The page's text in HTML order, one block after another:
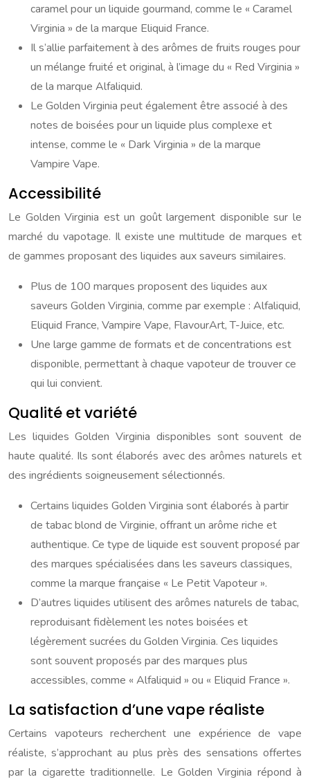
caramel pour un liquide gourmand, comme le « Caramel
Virginia » de la marque Eliquid France.
Il s’allie parfaitement à des arômes de fruits rouges pour
un mélange fruité et original, à l’image du « Red Virginia »
de la marque Alfaliquid.
Le Golden Virginia peut également être associé à des
notes de boisées pour un liquide plus complexe et
intense, comme le « Dark Virginia » de la marque
Vampire Vape.
Accessibilité
Le Golden Virginia est un goût largement disponible sur le
marché du vapotage. Il existe une multitude de marques et
de gammes proposant des liquides aux saveurs similaires.
Plus de 100 marques proposent des liquides aux
saveurs Golden Virginia, comme par exemple : Alfaliquid,
Eliquid France, Vampire Vape, FlavourArt, T-Juice, etc.
Une large gamme de formats et de concentrations est
disponible, permettant à chaque vapoteur de trouver ce
qui lui convient.
Qualité et variété
Les liquides Golden Virginia disponibles sont souvent de
haute qualité. Ils sont élaborés avec des arômes naturels et
des ingrédients soigneusement sélectionnés.
Certains liquides Golden Virginia sont élaborés à partir
de tabac blond de Virginie, offrant un arôme riche et
authentique. Ce type de liquide est souvent proposé par
des marques spécialisées dans les saveurs classiques,
comme la marque française « Le Petit Vapoteur ».
D’autres liquides utilisent des arômes naturels de tabac,
reproduisant fidèlement les notes boisées et
légèrement sucrées du Golden Virginia. Ces liquides
sont souvent proposés par des marques plus
accessibles, comme « Alfaliquid » ou « Eliquid France ».
La satisfaction d’une vape réaliste
Certains vapoteurs recherchent une expérience de vape
réaliste, s’approchant au plus près des sensations offertes
par la cigarette traditionnelle. Le Golden Virginia répond à